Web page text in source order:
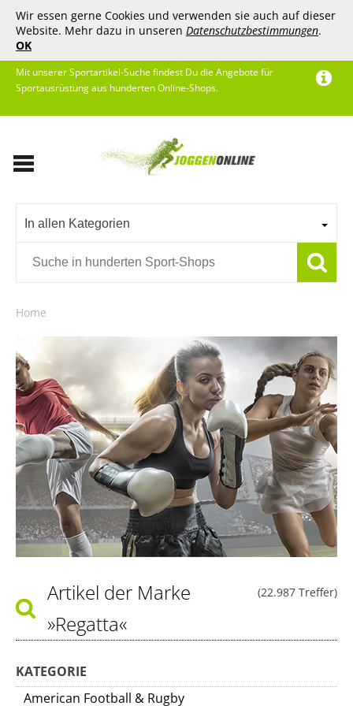
Wir essen gerne Cookies und verwenden sie auch auf dieser
Website. Mehr dazu in unseren Datenschutzbestimmungen.
OK
Mit unserer Sportartikel-Suche findest Du die Angebote für
Sportausrüstung aus hunderten Online-Shops.
In allen Kategorien
Home
(22.987 Treffer)
Artikel der Marke
»Regatta«
KATEGORIE
American Football & Rugby